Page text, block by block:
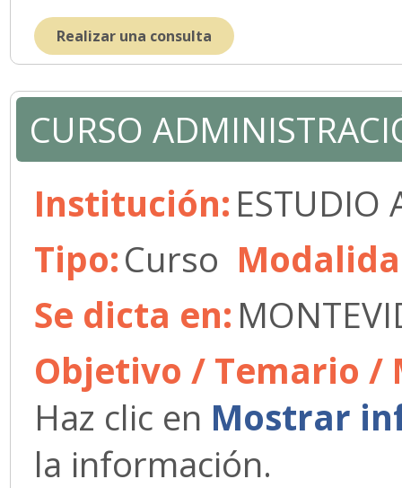
Realizar una consulta
CURSO
Institución: ESTUDIO
Tipo:Curso
Se dicta en:
Objetivo / Temario /
Haz clic en Mostrar
la información.